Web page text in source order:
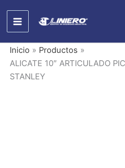
contenido
Inicio
Productos
ALICATE 10″ ARTICULADO
STANLEY